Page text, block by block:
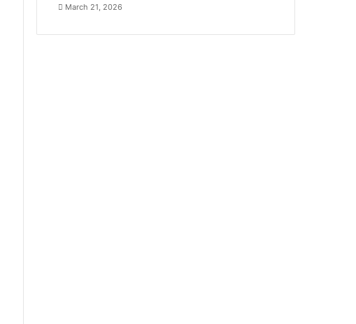
March 21, 2026